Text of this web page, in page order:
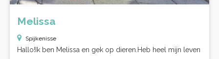
Melissa
Spijkenisse
Hallo!Ik ben Melissa en gek op dieren.Heb heel mijn leven